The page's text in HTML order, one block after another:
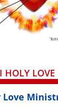
HOLY LOVE
Love